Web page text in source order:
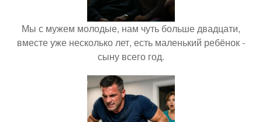
Мы с мужем молодые, нам чуть больше двадцати,
вместе уже несколько лет, есть маленький ребёнок -
сыну всего год.